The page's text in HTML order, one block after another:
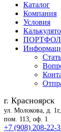
Каталог
Компания
Условия
г. Красноярск
ул. Молокова, д. 1г,
пом. 113, оф. 1
+7 (908) 208-22-